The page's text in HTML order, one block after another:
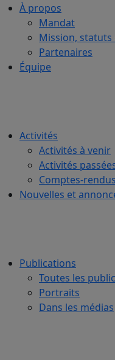
À propos
Mandat
Mission,
Partenaires
Équipe
Activités
Activités à venir
Activités
Comptes-
Nouvelles et
Publications
Toutes les
Portraits
Dans les médias